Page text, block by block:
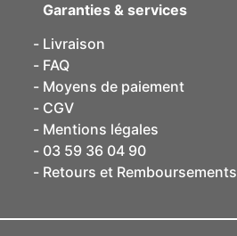
Garanties & services
Livraison
FAQ
Moyens de paiement
CGV
Mentions légales
03 59 36 04 90
Retours et Remboursements